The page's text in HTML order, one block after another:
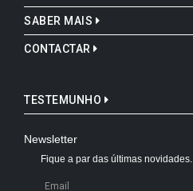
SABER MAIS
CONTACTAR
TESTEMUNHO
Newsletter
Fique a par das últimas novidades.